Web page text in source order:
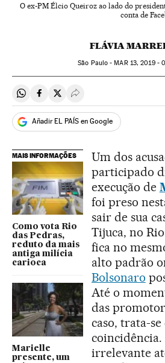
O ex-PM Élcio Queiroz ao lado do
conta de
FLÁVIA
São Paulo -MAR13, 2019 -
Compartir en Whatsapp
Compartir en Facebook
Compartir en Twitter
Desplegar Redes
Añadir EL PAÍS en Google
MAIS INFORMAÇÕES
Como vota Rio
das Pedras,
reduto da mais
antiga milícia
carioca
Marielle
presente, um
Um dos
participado
execução de
foi preso
sair de sua
Tijuca, no
fica no
alto padrão
Bolsonaro
Até o
das
caso, trata-
coincidência.
irrelevante